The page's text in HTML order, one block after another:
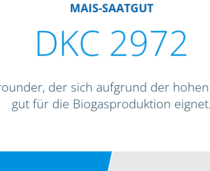
MAIS-SAATGUT
DKC 2972
der sich aufgrund der
gut für die Biogasproduktion eignet.